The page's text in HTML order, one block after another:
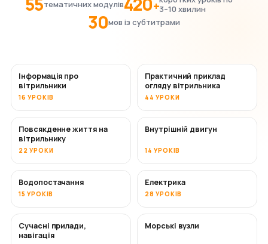
тематичних модулів +3–10 хвилин
30мов із субтитрами
Інформація про
вітрильники
16 УРОКІВ
Практичний приклад
огляду вітрильника
44 УРОКИ
Повсякденне життя на
вітрильнику
22 УРОКИ
Внутрішній двигун
14 УРОКІВ
Водопостачання
15 УРОКІВ
Електрика
28 УРОКІВ
Сучасні прилади,
навігація
Морські вузли